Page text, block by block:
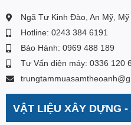
và các đồ vật khác
Hạn chế mở cửa tủ,
gian mở trong thời gian
Không để thực phẩm
Không chứa quá đầy
thực phẩm trong tủ.
Thường xuyên vệ sinh
Ngã Tư Kinh Đào, An Mỹ,
Hotline: 0243 384 6191
Bảo Hành: 0969 488 189
Tư Vấn điện máy: 0336 120
VẬT LIỆU XÂY DỰNG -